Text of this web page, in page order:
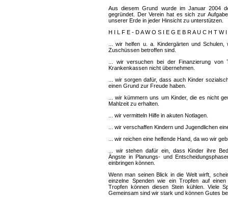
Aus diesem Grund wurde im Januar 2004
gegründet. Der Verein hat es sich zur
unserer Erde in jeder Hinsicht zu unterstützen.
H I L F E - D A W O S I E G E B R A U C H T W
... wir helfen u. a. Kindergärten und
Zuschüssen betroffen sind.
... wir versuchen bei der Finanzierung von
Krankenkassen nicht übernehmen.
... wir sorgen dafür, dass auch Kinder
einen Grund zur Freude haben.
... wir kümmern uns um Kinder, die es nicht
Mahlzeit zu erhalten.
... wir vermitteln Hilfe in akuten Notlagen.
... wir verschaffen Kindern und Jugendlichen
... wir reichen eine helfende Hand, da wo wir
... wir stehen dafür ein, dass Kinder ihre
Ängste in Planungs- und
einbringen können.
Wenn man seinen Blick in die Welt wirft,
einzelne Spenden wie ein Tropfen auf
Tropfen können diesen Stein kühlen. Viele
Gemeinsam sind wir stark und können Gutes